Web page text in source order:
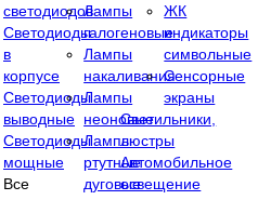
светодиодов
Светодиоды
в
корпусе
Светодиоды
выводные
Светодиоды
мощные
Все
Лампы
галогеновые
Лампы
накаливания
Лампы
неоновые
Лампы
ртутные
дуговые
ЖК
индикаторы
символьные
Сенсорные
экраны
Cветильники,
люстры
Автомобильное
освещение